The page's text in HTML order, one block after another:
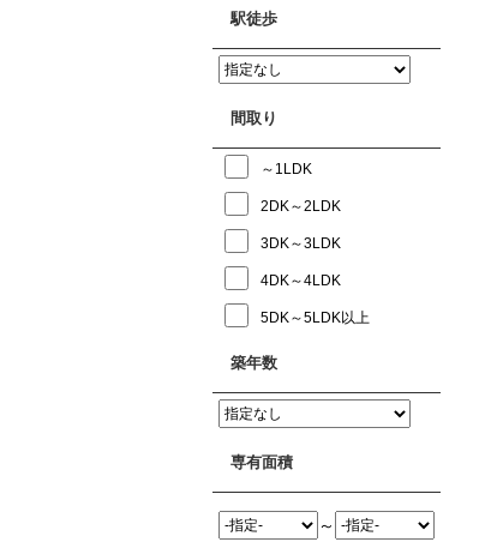
駅徒歩
間取り
～1LDK
2DK～2LDK
3DK～3LDK
4DK～4LDK
5DK～5LDK以上
築年数
専有面積
～